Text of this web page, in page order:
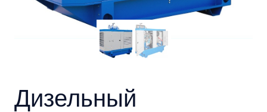
Дизельный